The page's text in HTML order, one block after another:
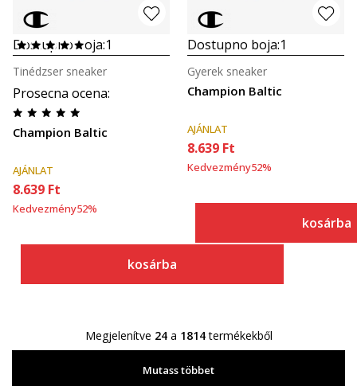
Dostupno boja:1
Prosecna ocena:
Champion Baltic
Tinédzser sneaker
AJÁNLAT
8.639 Ft
Kedvezmény52%
kosárba
Dostupno boja:1
Champion Baltic
Gyerek sneaker
AJÁNLAT
8.639 Ft
Kedvezmény52%
kosárba
Megjelenítve 24a 1814termékekből
Mutass többet